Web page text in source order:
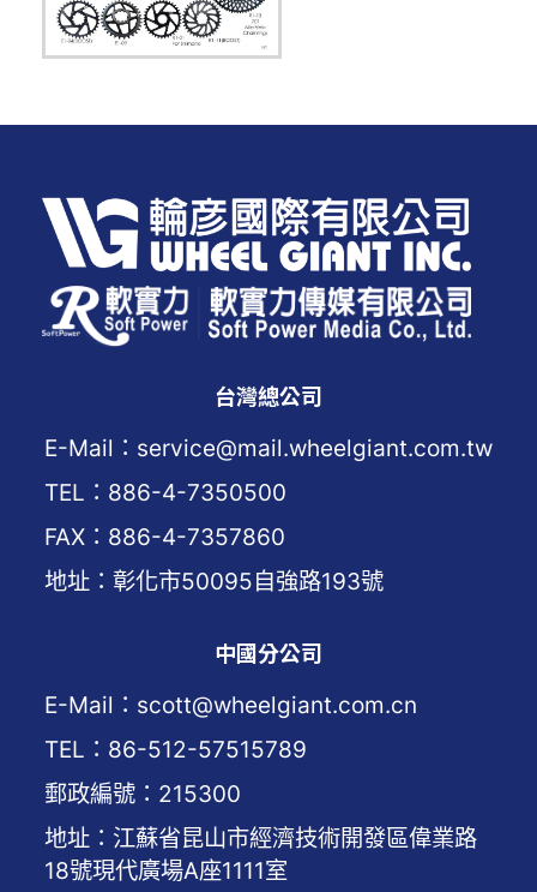
台灣總公司
E-Mail：service@mail.wheelgiant.com.tw
TEL：886-4-7350500
FAX：886-4-7357860
地址：彰化市50095自強路193號
中國分公司
E-Mail：scott@wheelgiant.com.cn
TEL：86-512-57515789
郵政編號：215300
地址：江蘇省昆山市經濟技術開發區偉業路
18號現代廣場A座1111室